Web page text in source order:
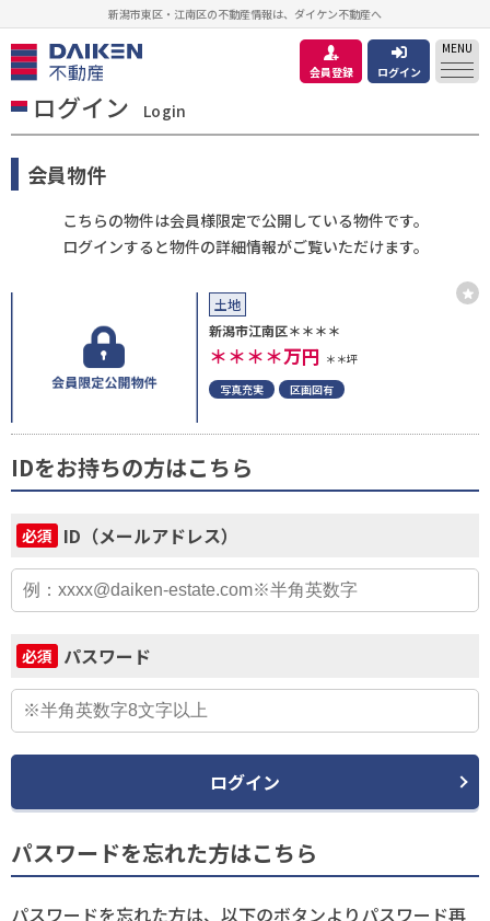
新潟市東区・江南区の不動産情報は、ダイケン不動産へ
会員登録 ログイン
MENU
ログイン Login
会員物件
こちらの物件は会員様限定で公開している物件です。
ログインすると物件の詳細情報がご覧いただけます。
土地
新潟市江南区＊＊＊＊
＊＊＊＊万円 ＊＊坪
写真充実
区画図有
IDをお持ちの方はこちら
必須 ID（メールアドレス）
必須 パスワード
ログイン
パスワードを忘れた方はこちら
パスワードを忘れた方は、以下のボタンよりパスワード再